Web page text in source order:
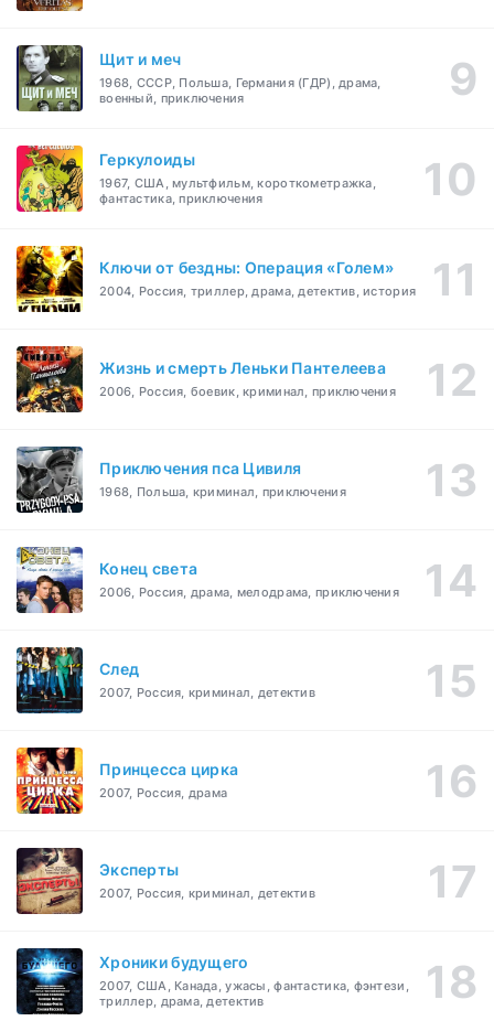
Щит и меч
1968, СССР, Польша, Германия (ГДР), драма,
военный, приключения
Геркулоиды
1967, США, мультфильм, короткометражка,
фантастика, приключения
Ключи от бездны: Операция «Голем»
2004, Россия, триллер, драма, детектив, история
Жизнь и смерть Леньки Пантелеева
2006, Россия, боевик, криминал, приключения
Приключения пса Цивиля
1968, Польша, криминал, приключения
Конец света
2006, Россия, драма, мелодрама, приключения
След
2007, Россия, криминал, детектив
Принцесса цирка
2007, Россия, драма
Эксперты
2007, Россия, криминал, детектив
Хроники будущего
2007, США, Канада, ужасы, фантастика, фэнтези,
триллер, драма, детектив